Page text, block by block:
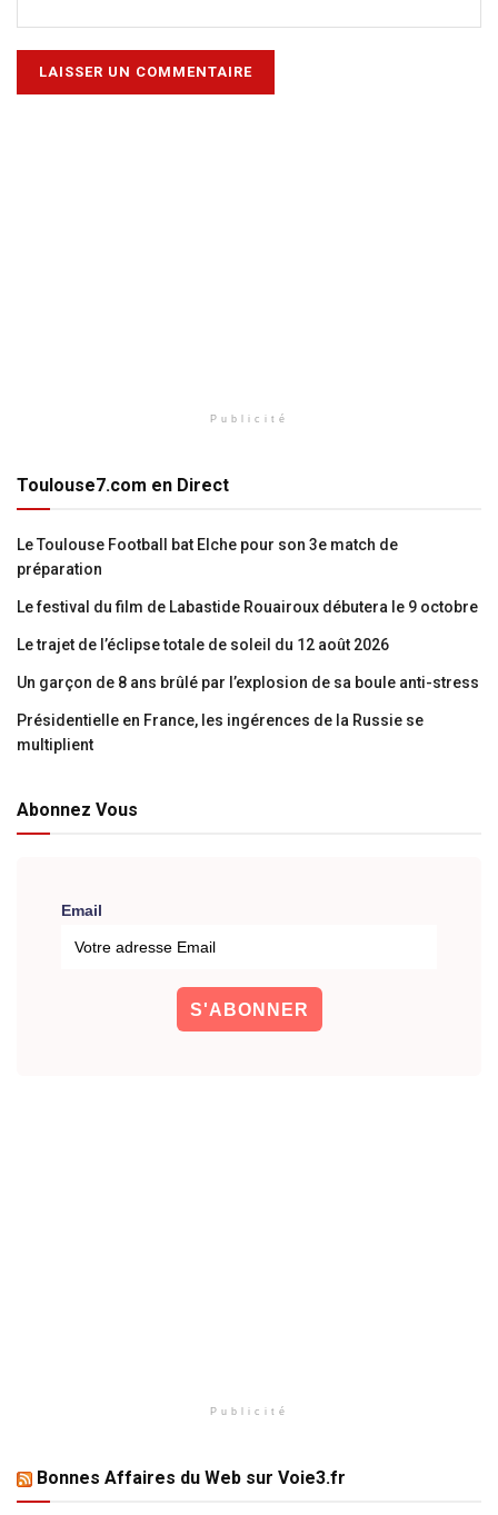
Publicité
Toulouse7.com en Direct
Le Toulouse Football bat Elche pour son 3e match de
préparation
Le festival du film de Labastide Rouairoux débutera le 9 octobre
Le trajet de l’éclipse totale de soleil du 12 août 2026
Un garçon de 8 ans brûlé par l’explosion de sa boule anti-stress
Présidentielle en France, les ingérences de la Russie se
multiplient
Abonnez Vous
Email
Publicité
Bonnes Affaires du Web sur Voie3.fr